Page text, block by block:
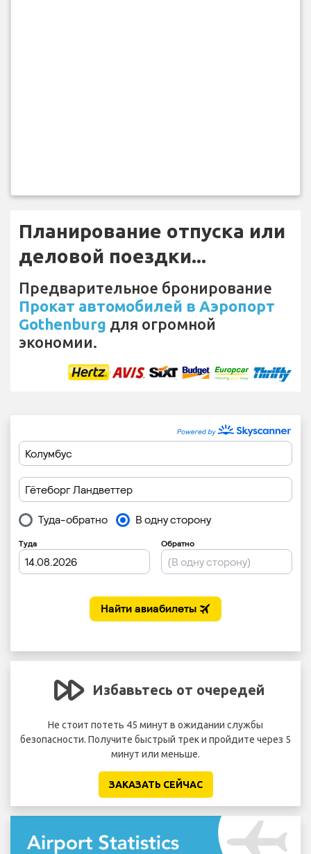
Планирование отпуска или
деловой поездки...
Предварительное бронирование
Прокат автомобилей в Аэропорт
Gothenburg для огромной
экономии.
Избавьтесь от очередей
Не стоит потеть 45 минут в ожидании службы
безопасности. Получите быстрый трек и пройдите через 5
минут или меньше.
ЗАКАЗАТЬ СЕЙЧАС